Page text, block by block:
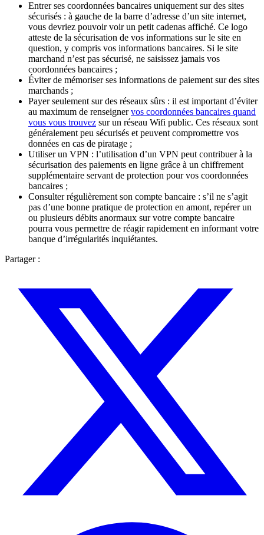
Entrer ses coordonnées bancaires uniquement sur des sites
sécurisés : à gauche de la barre d’adresse d’un site internet,
vous devriez pouvoir voir un petit cadenas affiché. Ce logo
atteste de la sécurisation de vos informations sur le site en
question, y compris vos informations bancaires. Si le site
marchand n’est pas sécurisé, ne saisissez jamais vos
coordonnées bancaires ;
Éviter de mémoriser ses informations de paiement sur des sites
marchands ;
Payer seulement sur des réseaux sûrs : il est important d’éviter
au maximum de renseignervos coordonnées bancaires quand
vous vous trouvez sur un réseau Wifi public. Ces réseaux sont
généralement peu sécurisés et peuvent compromettre vos
données en cas de piratage ;
Utiliser un VPN : l’utilisation d’un VPN peut contribuer à la
sécurisation des paiements en ligne grâce à un chiffrement
supplémentaire servant de protection pour vos coordonnées
bancaires ;
Consulter régulièrement son compte bancaire : s’il ne s’agit
pas d’une bonne pratique de protection en amont, repérer un
ou plusieurs débits anormaux sur votre compte bancaire
pourra vous permettre de réagir rapidement en informant votre
banque d’irrégularités inquiétantes.
Partager :